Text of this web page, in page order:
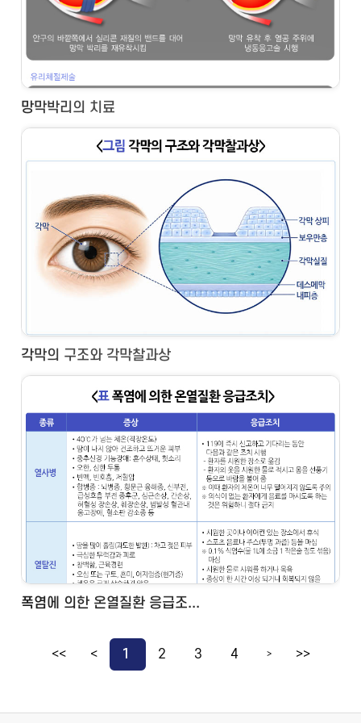
망막박리의 치료
각막의 구조와 각막찰과상
폭염에 의한 온열질환 응급조...
<< < 1 2 3 4 > >>